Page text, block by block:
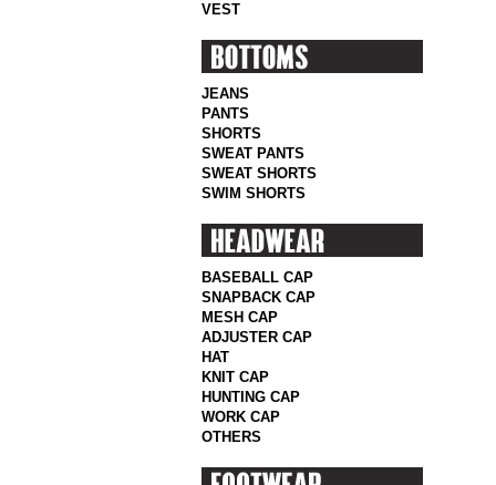
VEST
JEANS
PANTS
SHORTS
SWEAT PANTS
SWEAT SHORTS
SWIM SHORTS
BASEBALL CAP
SNAPBACK CAP
MESH CAP
ADJUSTER CAP
HAT
KNIT CAP
HUNTING CAP
WORK CAP
OTHERS